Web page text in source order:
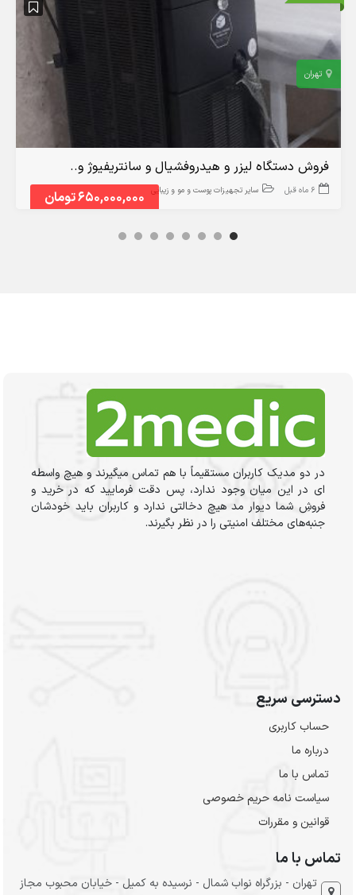
تهران
650,000,000 تومان
فروش دستگاه لیزر و هیدروفشیال و سانتریفیوژ و..
6 ماه قبل سایر تجهیزات پوست و مو و زیبایی
در دو مدیک کاربران مستقیماً با هم تماس میگیرند و هیچ واسطه
ای در این میان وجود ندارد، پس دقت فرمایید که در خرید و
فروشِ شما دیوار مد هیچ دخالتی ندارد و کاربران باید خودشان
جنبه‌های مختلف امنیتی را در نظر بگیرند.
دسترسی سریع
حساب کاربری
درباره ما
تماس با ما
سیاست نامه حریم خصوصی
قوانین و مقررات
تماس با ما
تهران - بزرگراه نواب شمال - نرسیده به کمیل - خیابان محبوب مجاز